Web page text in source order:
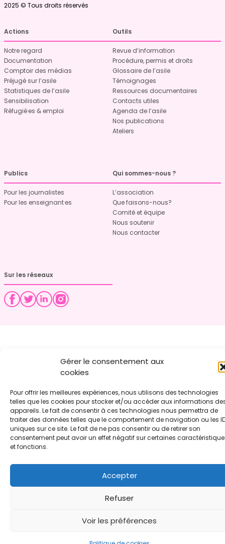
Gérer le consentement aux
cookies
Pour offrir les meilleures expériences, nous utilisons des technologies
telles que les cookies pour stocker et/ou accéder aux informations
appareils. Le fait de consentir à ces technologies nous permettra de
traiter des données telles que le comportement de navigation ou les
uniques sur ce site. Le fait de ne pas consentir ou de retirer son
consentement peut avoir un effet négatif sur certaines
et fonctions.
Accepter
Refuser
Voir les préférences
2025 © Tous droits réservés
Actions
Notre regard
Documentation
Comptoir des médias
Préjugé sur l’asile
Statistiques de l’asile
Sensibilisation
Réfugié·es & emploi
Outils
Revue d’information
Procédure, permis et droits
Glossaire de l’asile
Témoignages
Ressources documentaires
Contacts utiles
Agenda de l’asile
Nos publications
Ateliers
Publics
Pour les journalistes
Pour les enseignant·es
Qui sommes-nous ?
L’association
Que faisons-nous?
Comité et équipe
Nous soutenir
Nous contacter
Sur les réseaux